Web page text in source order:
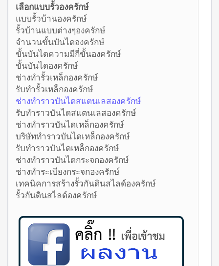
เลือกแบบรั้วองครักษ์
แบบรั้วบ้านองครักษ์
รั้วบ้านแบบต่างๆองครักษ์
จำนวนขั้นบันไดองครักษ์
ขั้นบันไดความมีกี่ขั้นองครักษ์
ขั้นบันไดองครักษ์
ช่างทำรั้วเหล็กองครักษ์
รับทำรั้วเหล็กองครักษ์
ช่างทำราวบันไดสแตนเลสองครักษ์
รับทำราวบันไดสแตนเลสองครักษ์
ช่างทำราวบันไดเหล็กองครักษ์
บริษัททำราวบันไดเหล็กองครักษ์
รับทำราวบันไดเหล็กองครักษ์
ช่างทำราวบันไดกระจกองครักษ์
ช่างทำระเบียงกระจกองครักษ์
เทคนิคการสร้างรั้วกันดินสไลด์องครักษ์
รั้วกันดินสไลด์องครักษ์